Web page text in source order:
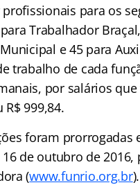
para os
Trabalhador
e 45 para
trabalho de cada
por salários que
R$ 999,84.
foram prorrogadas
de outubro de 2016,
(www.funrio.org.br